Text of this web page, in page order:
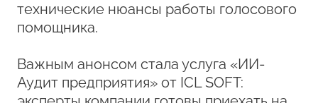
технические нюансы работы голосового
помощника.
Важным анонсом стала услуга «ИИ-
Аудит предприятия» от ICL SOFT: